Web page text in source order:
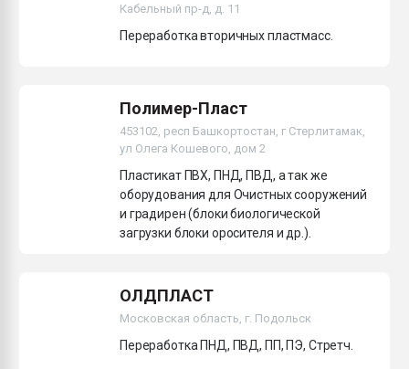
Кабельный пр-д, д. 11
Переработка вторичных пластмасс.
Полимер-Пласт
453102, респ Башкортостан, г Стерлитамак,
ул Олега Кошевого, дом 2
Пластикат ПВХ, ПНД, ПВД, а так же
оборудования для Очистных сооружений
и градирен (блоки биологической
загрузки блоки оросителя и др.).
ОЛДПЛАСТ
Московская область, г. Подольск
Переработка ПНД, ПВД, ПП, ПЭ, Стретч.